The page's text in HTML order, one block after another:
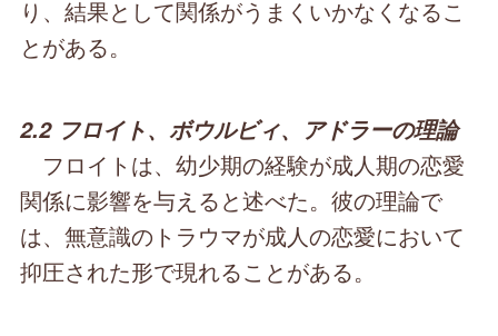
り、結果として関係がうまくいかなくなるこ
とがある。
2.2 フロイト、ボウルビィ、アドラーの理論
フロイトは、幼少期の経験が成人期の恋愛
関係に影響を与えると述べた。彼の理論で
は、無意識のトラウマが成人の恋愛において
抑圧された形で現れることがある。